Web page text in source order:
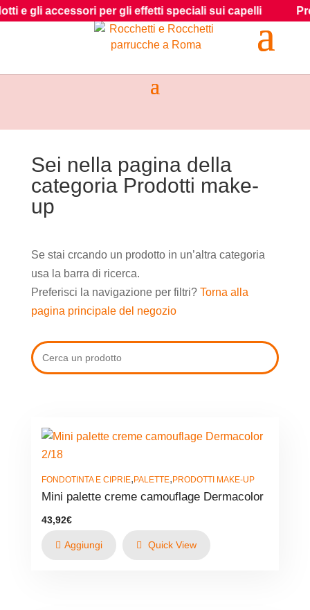
Sei nella pagina della
categoria Prodotti make-
up
Se stai crcando un prodotto in un’altra categoria
usa la barra di ricerca.
Preferisci la navigazione per filtri? Torna alla
pagina principale del negozio
FONDOTINTA E CIPRIE, PALETTE, PRODOTTI MAKE-UP
Mini palette creme camouflage Dermacolor
43,92€
Aggiungi Quick View
accessori per gli effetti speciali sui capelli